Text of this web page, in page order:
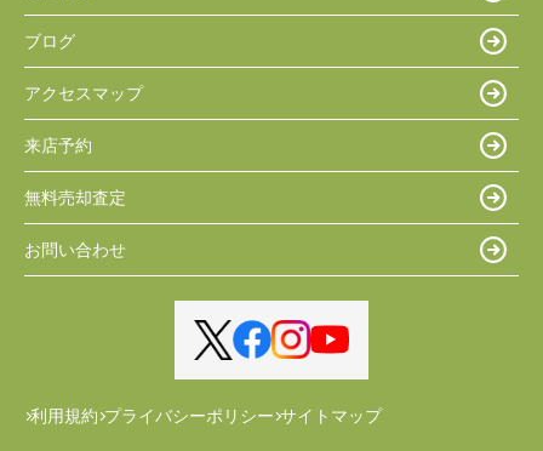
ブログ
アクセスマップ
来店予約
無料売却査定
お問い合わせ
利用規約 プライバシーポリシー サイトマップ